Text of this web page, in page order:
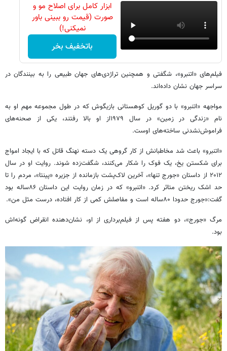
ابزار کامل برای اصلاح مو و
صورت (قیمت رو ببینی باور
نمیکنی!)
باتخفیف بخر
فیلم‌های «اتنبرو»، شگفتی و همچنین تراژدی‌های جهان طبیعی را به بینندگان در
سراسر جهان نشان داده‌اند.
مواجهه «اتنبرو» با دو گوریل کوهستانی بازیگوش که در طول مجموعه مهم او به
نام «زندگی در زمین» در سال ۱۹۷۹از او بالا رفتند، یکی از صحنه‌های
فراموش‌نشدنی ساخته‌های اوست.
«اتنبرو»‌ باعث شد مخاطبانش از کار گروهی یک دسته نهنگ قاتل که با ایجاد امواج
برای شکستن یخ، یک فوک را شکار می‌کنند، شگفت‌زده شوند. روایت او در سال
۲۰۱۲ از داستان «جورج تنها»، آخرین لاک‌پشت بازمانده از جزیره «پینتا»، مردم را تا
حد اشک ریختن متاثر کرد. «اتنبرو»‌ که در زمان روایت این داستان ۸۶ساله بود
گفت:«جورج حدودا ۸۰ساله است و مفاصلش کمی از کار افتاده، درست مثل من».
مرگ «جورج»، دو هفته پس از فیلم‌برداری از او، نشان‌دهنده انقراض گونه‌اش
بود.